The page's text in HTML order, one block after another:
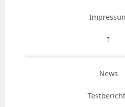
⇡
News